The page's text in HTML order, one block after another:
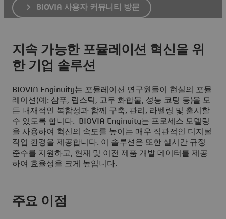
BIOVIA 사용자 커뮤니티 방문
지속 가능한 포뮬레이션 혁신을 위
한 기업 솔루션
BIOVIA Enginuity는 포뮬레이션 연구원들이 현실의 포뮬
레이션(예: 샴푸, 립스틱, 고무 화합물, 성능 코팅 등)을 모
든 내재적인 복합성과 함께 구축, 관리, 라벨링 및 출시할
수 있도록 합니다. BIOVIA Enginuity는 프로세스 모델링
을 사용하여 혁신의 속도를 높이는 매우 직관적인 디지털
작업 환경을 제공합니다. 이 솔루션은 또한 실시간 규정
준수를 지원하고, 현재 및 이전 제품 개발 데이터를 제공
하여 효율성을 크게 높입니다.
주요 이점